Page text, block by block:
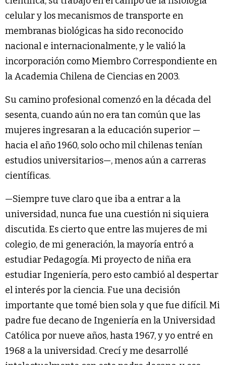
celular y los mecanismos de transporte en
membranas biológicas ha sido reconocido
nacional e internacionalmente, y le valió la
incorporación como Miembro Correspondiente en
la Academia Chilena de Ciencias en 2003.
Su camino profesional comenzó en la década del
sesenta, cuando aún no era tan común que las
mujeres ingresaran a la educación superior —
hacia el año 1960, solo ocho mil chilenas tenían
estudios universitarios—, menos aún a carreras
científicas.
—Siempre tuve claro que iba a entrar a la
universidad, nunca fue una cuestión ni siquiera
discutida. Es cierto que entre las mujeres de mi
colegio, de mi generación, la mayoría entró a
estudiar Pedagogía. Mi proyecto de niña era
estudiar Ingeniería, pero esto cambió al despertar
el interés por la ciencia. Fue una decisión
importante que tomé bien sola y que fue difícil. Mi
padre fue decano de Ingeniería en la Universidad
Católica por nueve años, hasta 1967, y yo entré en
1968 a la universidad. Crecí y me desarrollé